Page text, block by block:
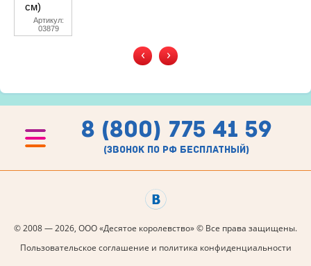
см)
Артикул:
03879
‹ ›
8 (800) 775 41 59
(звонок по рф бесплатный)
© 2008 — 2026, ООО «Десятое королевство» © Все права защищены.
Пользовательское соглашение и политика конфиденциальности